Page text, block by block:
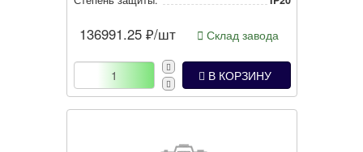
136991.25 ₽/шт Склад завода
В КОРЗИНУ